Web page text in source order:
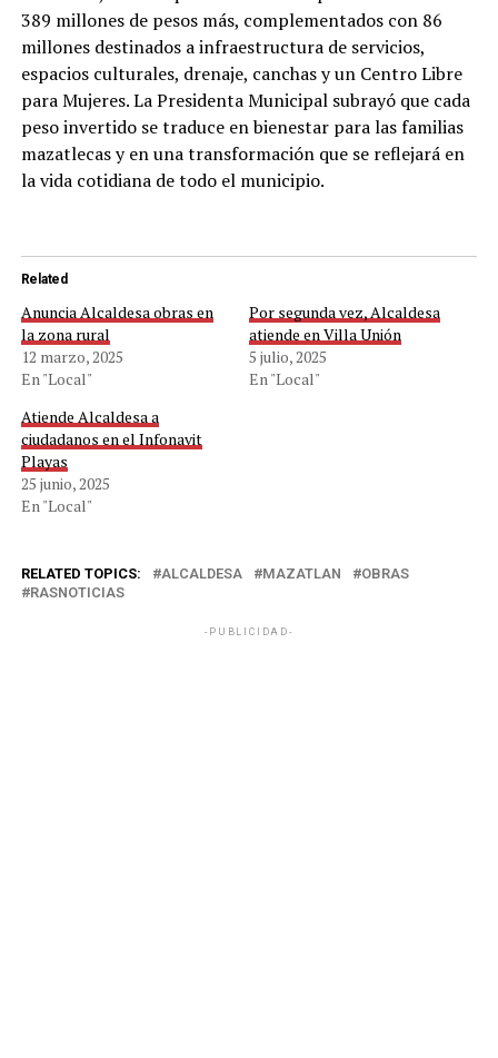
389 millones de pesos más, complementados con 86
millones destinados a infraestructura de servicios,
espacios culturales, drenaje, canchas y un Centro Libre
para Mujeres. La Presidenta Municipal subrayó que cada
peso invertido se traduce en bienestar para las familias
mazatlecas y en una transformación que se reflejará en
la vida cotidiana de todo el municipio.
Related
Anuncia Alcaldesa obras en
la zona rural
12 marzo, 2025
En "Local"
Por segunda vez, Alcaldesa
atiende en Villa Unión
5 julio, 2025
En "Local"
Atiende Alcaldesa a
ciudadanos en el Infonavit
Playas
25 junio, 2025
En "Local"
RELATED TOPICS: ALCALDESA MAZATLAN
OBRAS
RASNOTICIAS
-PUBLICIDAD-